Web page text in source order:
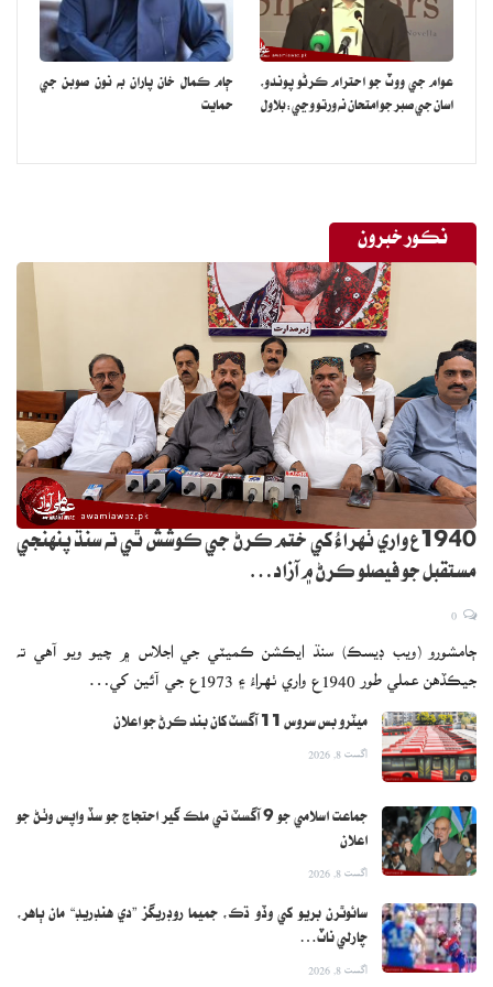
عوام جي ووٽ جو احترام ڪرڻو پوندو،
اسان جي صبر جو امتحان نه ورتو وڃي:بلاول
ڄام ڪمال خان پاران به نون صوبن جي
حمايت
نڪور خبرون
1940ع واري ٺهراءُ کي ختم ڪرڻ جي ڪوشش ٿي ته سنڌ پنهنجي
مستقبل جو فيصلو ڪرڻ ۾ آزاد…
ڄامشورو (ويب ڊيسڪ) سنڌ ايڪشن ڪميٽي جي اجلاس ۾ چيو ويو آهي ته
جيڪڏهن عملي طور 1940ع واري ٺهراءُ ۽ 1973ع جي آئين کي…
ميٽرو بس سروس 11 آگسٽ کان بند ڪرڻ جو اعلان
اگست 8, 2026
جماعت اسلامي جو 9 آگسٽ تي ملڪ گير احتجاج جو سڏ واپس وٺڻ جو
اعلان
اگست 8, 2026
سائوٿرن بريو کي وڏو ڌڪ، جميما روڊريگز ”دي هنڊريڊ“ مان ٻاهر،
چارلي ناٽ…
اگست 8, 2026